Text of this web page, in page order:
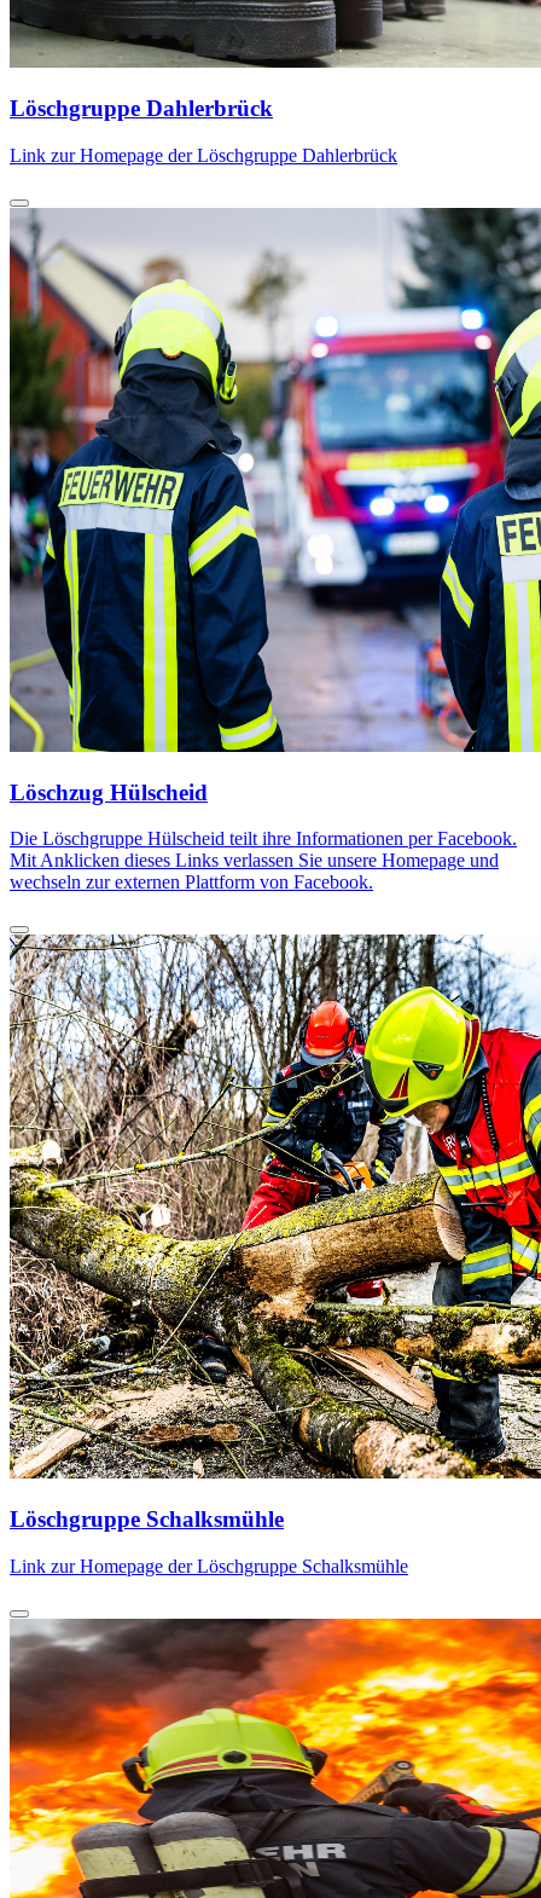
Löschgruppe Dahlerbrück
Link zur Homepage der Löschgruppe Dahlerbrück
Löschzug Hülscheid
Die Löschgruppe Hülscheid teilt ihre Informationen per Facebook.
Mit Anklicken dieses Links verlassen Sie unsere Homepage und
wechseln zur externen Plattform von Facebook.
Löschgruppe Schalksmühle
Link zur Homepage der Löschgruppe Schalksmühle